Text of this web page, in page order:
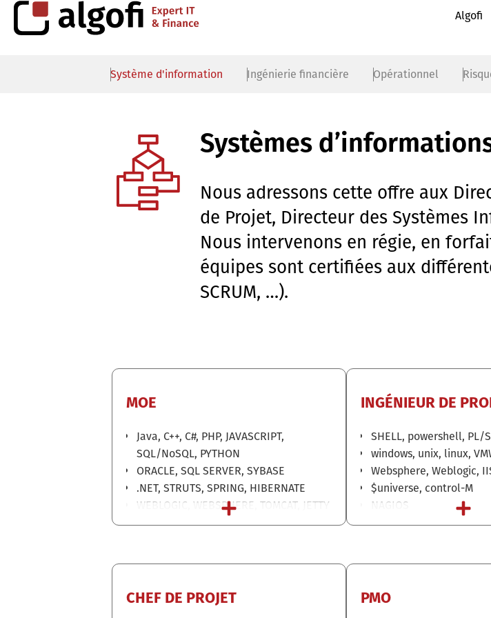
Algofi
Système d'information Ingénierie financière Opérationnel
Systèmes
Nous adressons cette offre aux
de Projet, Directeur des Systèmes
Nous intervenons en régie, en
équipes sont certifiées aux
SCRUM, …).
MOE
Java, C++, C#, PHP, JAVASCRIPT,
SQL/NoSQL, PYTHON
ORACLE, SQL SERVER, SYBASE
.NET, STRUTS, SPRING, HIBERNATE
WEBLOGIC, WEBSPHERE, TOMCAT, JETTY
• SVN, GIT, MAVEN, GRADLE, JENKINS,
INGÉNIEUR DE
SHELL, powershell, PL/
windows, unix, linux,
Websphere, Weblogic,
$universe, control-M
NAGIOS
TIBCO RDV,
CHEF DE PROJET PMO